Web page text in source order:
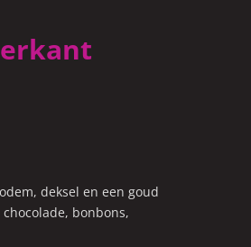
deksel en een goud
bonbons,